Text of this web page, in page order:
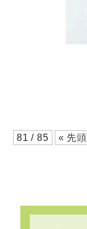
81 / 85 « 先頭